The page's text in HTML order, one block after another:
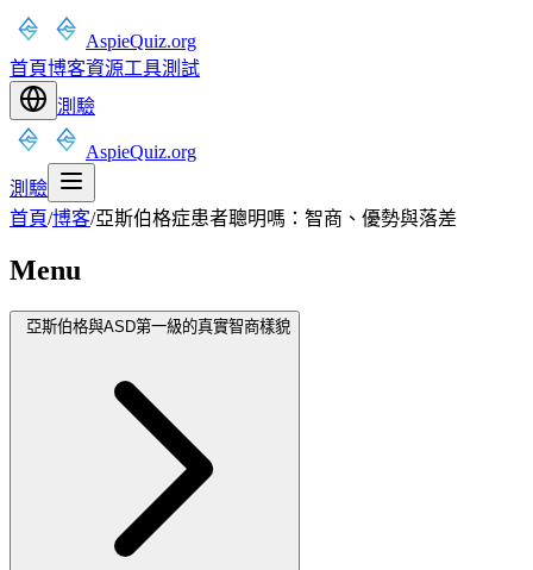
AspieQuiz.org
首頁博客資源工具測試
測驗
AspieQuiz.org
測驗
首頁/博客/亞斯伯格症患者聰明嗎：智商、優勢與落差
Menu
亞斯伯格與ASD第一級的真實智商樣貌